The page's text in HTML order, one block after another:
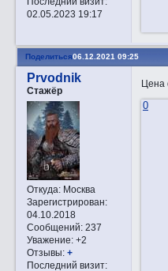
02.05.2023 19:17
Поделиться06.12.2021 09:25
Prvodnik
Стажёр
Откуда:Москва
Зарегистрирован:
04.10.2018
Сообщений:237
Уважение: +2
Отзывы: +
Последний визит:
Цена
0